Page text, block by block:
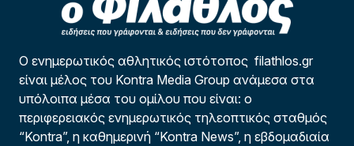
Ο ενημερωτικός αθλητικός ιστότοπος filathlos.gr
είναι μέλος του Kontra Media Group ανάμεσα στα
υπόλοιπα μέσα του ομίλου που είναι: ο
περιφερειακός ενημερωτικός τηλεοπτικός σταθμός
“Kontra”, η καθημερινή “Kontra News”, η εβδομαδιαία